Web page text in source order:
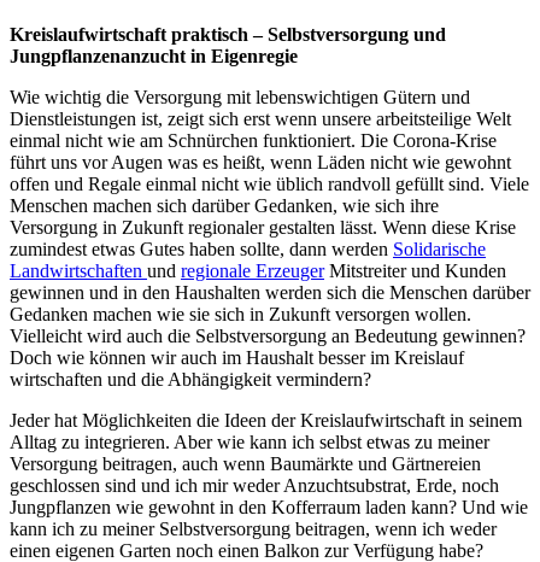
Kreislaufwirtschaft praktisch – Selbstversorgung und
Jungpflanzenanzucht in Eigenregie
Wie wichtig die Versorgung mit lebenswichtigen Gütern und
Dienstleistungen ist, zeigt sich erst wenn unsere arbeitsteilige Welt
einmal nicht wie am Schnürchen funktioniert. Die Corona-Krise
führt uns vor Augen was es heißt, wenn Läden nicht wie gewohnt
offen und Regale einmal nicht wie üblich randvoll gefüllt sind. Viele
Menschen machen sich darüber Gedanken, wie sich ihre
Versorgung in Zukunft regionaler gestalten lässt. Wenn diese Krise
zumindest etwas Gutes haben sollte, dann werden Solidarische
Landwirtschaften und regionale ErzeugerMitstreiter und Kunden
gewinnen und in den Haushalten werden sich die Menschen darüber
Gedanken machen wie sie sich in Zukunft versorgen wollen.
Vielleicht wird auch die Selbstversorgung an Bedeutung gewinnen?
Doch wie können wir auch im Haushalt besser im Kreislauf
wirtschaften und die Abhängigkeit vermindern?
Jeder hat Möglichkeiten die Ideen der Kreislaufwirtschaft in seinem
Alltag zu integrieren. Aber wie kann ich selbst etwas zu meiner
Versorgung beitragen, auch wenn Baumärkte und Gärtnereien
geschlossen sind und ich mir weder Anzuchtsubstrat, Erde, noch
Jungpflanzen wie gewohnt in den Kofferraum laden kann? Und wie
kann ich zu meiner Selbstversorgung beitragen, wenn ich weder
einen eigenen Garten noch einen Balkon zur Verfügung habe?